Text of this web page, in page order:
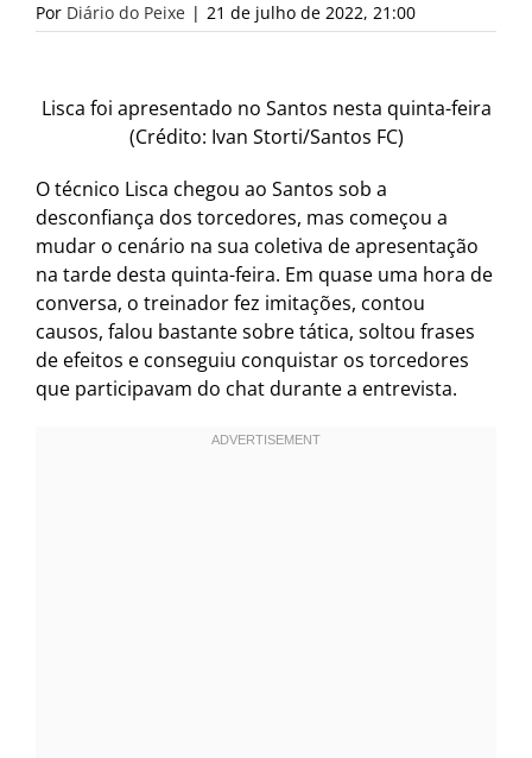
Por Diário do Peixe | 21 de julho de 2022, 21:00
Lisca foi apresentado no Santos nesta quinta-feira
(Crédito: Ivan Storti/Santos FC)
O técnico Lisca chegou ao Santos sob a
desconfiança dos torcedores, mas começou a
mudar o cenário na sua coletiva de apresentação
na tarde desta quinta-feira. Em quase uma hora de
conversa, o treinador fez imitações, contou
causos, falou bastante sobre tática, soltou frases
de efeitos e conseguiu conquistar os torcedores
que participavam do chat durante a entrevista.